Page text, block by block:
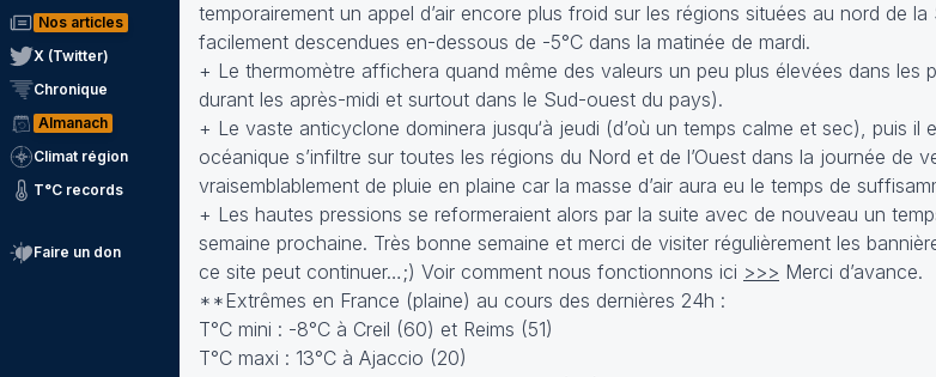
Nos articles
X (Twitter)
Chronique
Almanach
Climat région
T°C records
Faire un don
temporairement un appel d’air encore plus froid sur les régions situées au nord de
facilement descendues en-dessous de -5°C dans la matinée de mardi.
+ Le thermomètre affichera quand même des valeurs un peu plus élevées dans les
durant les après-midi et surtout dans le Sud-ouest du pays).
+ Le vaste anticyclone dominera jusqu‘à jeudi (d’où un temps calme et sec), puis il
océanique s’infiltre sur toutes les régions du Nord et de l’Ouest dans la journée de
vraisemblablement de pluie en plaine car la masse d’air aura eu le temps de
+ Les hautes pressions se reformeraient alors par la suite avec de nouveau un
semaine prochaine. Très bonne semaine et merci de visiter régulièrement les
ce site peut continuer…;) Voir comment nous fonctionnons ici >>> Merci d’avance.
**Extrêmes en France (plaine) au cours des dernières 24h :
T°C mini : -8°C à Creil (60) et Reims (51)
T°C maxi : 13°C à Ajaccio (20)